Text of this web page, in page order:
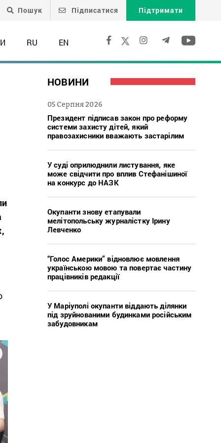
Пошук Підписатися Підтримати
RU EN
НОВИНИ
05 Серпня 2026
Президент підписав закон про реформу
системи захисту дітей, який
правозахисники вважають застарілим
У суді оприлюднили листування, яке
може свідчити про вплив Стефанішиної
на конкурс до НАЗК
Окупанти знову етапували
мелітопольську журналістку Ірину
Левченко
“Голос Америки” відновлює мовлення
українською мовою та повертає частину
працівників редакції
У Маріуполі окупанти віддають ділянки
під зруйнованими будинками російським
забудовникам